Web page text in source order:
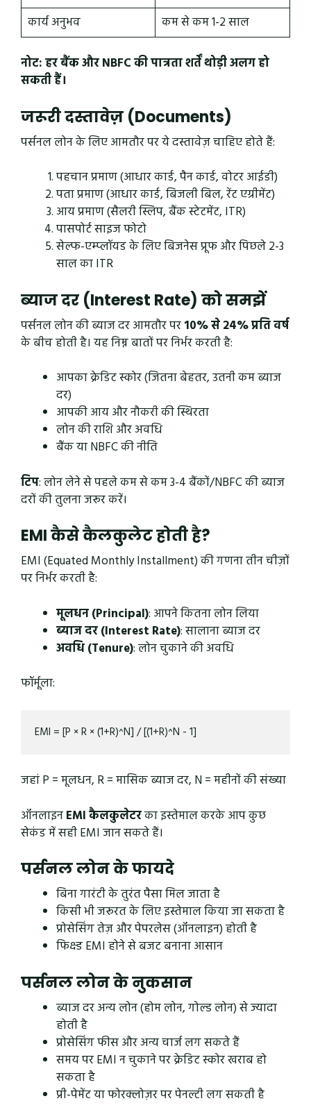
कार्य अनुभव
कम से कम 1-2 साल
नोट: हर बैंक और NBFC की पात्रता शर्तें थोड़ी अलग हो
सकती हैं।
जरूरी दस्तावेज़ (Documents)
पर्सनल लोन के लिए आमतौर पर ये दस्तावेज़ चाहिए होते हैं:
पहचान प्रमाण (आधार कार्ड, पैन कार्ड, वोटर आईडी)
पता प्रमाण (आधार कार्ड, बिजली बिल, रेंट एग्रीमेंट)
आय प्रमाण (सैलरी स्लिप, बैंक स्टेटमेंट, ITR)
पासपोर्ट साइज फोटो
सेल्फ-एम्प्लॉयड के लिए बिजनेस प्रूफ और पिछले 2-3
साल का ITR
ब्याज दर (Interest Rate) को समझें
पर्सनल लोन की ब्याज दर आमतौर पर10% से 24% प्रति वर्ष
के बीच होती है। यह निम्न बातों पर निर्भर करती है:
आपका क्रेडिट स्कोर (जितना बेहतर, उतनी कम ब्याज
दर)
आपकी आय और नौकरी की स्थिरता
लोन की राशि और अवधि
बैंक या NBFC की नीति
टिप: लोन लेने से पहले कम से कम 3-4 बैंकों/NBFC की ब्याज
दरों की तुलना जरूर करें।
EMI कैसे कैलकुलेट होती है?
EMI (Equated Monthly Installment) की गणना तीन चीज़ों
पर निर्भर करती है:
मूलधन (Principal): आपने कितना लोन लिया
ब्याज दर (Interest Rate): सालाना ब्याज दर
अवधि (Tenure): लोन चुकाने की अवधि
फॉर्मूला:
जहां P = मूलधन, R = मासिक ब्याज दर, N = महीनों की संख्या
ऑनलाइनEMI कैलकुलेटरका इस्तेमाल करके आप कुछ
सेकंड में सही EMI जान सकते हैं।
पर्सनल लोन के फायदे
बिना गारंटी के तुरंत पैसा मिल जाता है
किसी भी जरूरत के लिए इस्तेमाल किया जा सकता है
प्रोसेसिंग तेज़ और पेपरलेस (ऑनलाइन) होती है
फिक्स्ड EMI होने से बजट बनाना आसान
पर्सनल लोन के नुकसान
ब्याज दर अन्य लोन (होम लोन, गोल्ड लोन) से ज्यादा
होती है
प्रोसेसिंग फीस और अन्य चार्ज लग सकते हैं
समय पर EMI न चुकाने पर क्रेडिट स्कोर खराब हो
सकता है
प्री-पेमेंट या फोरक्लोज़र पर पेनल्टी लग सकती है